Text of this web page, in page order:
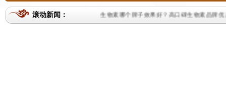
滚动新闻： 生物素哪个牌子效果好？高口碑生物素品牌优